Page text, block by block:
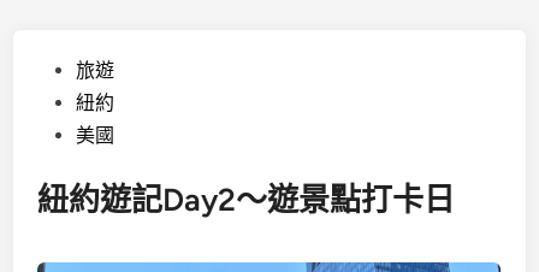
Posted旅遊
紐約
美國
紐約遊記Day2～遊景點打卡日